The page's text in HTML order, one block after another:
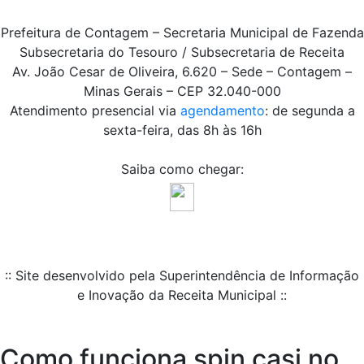
Prefeitura de Contagem – Secretaria Municipal de Fazenda
Subsecretaria do Tesouro / Subsecretaria de Receita
Av. João Cesar de Oliveira, 6.620 – Sede – Contagem –
Minas Gerais – CEP 32.040-000
Atendimento presencial via agendamento: de segunda a
sexta-feira, das 8h às 16h
Saiba como chegar:
:: Site desenvolvido pela Superintendência de Informação
e Inovação da Receita Municipal ::